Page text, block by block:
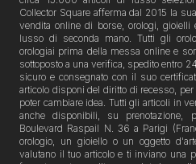
Collector Square afferma dal 2015 la
vendita online di borse, orologi, gioielli
lusso di seconda mano. Tutti gli
orologiai prima della messa online e
sottoposto a una verifica, spedito entro
sicuro e consegnato con il suo
articolo disponi del diritto di recesso,
poter cambiare idea. Tutti gli articoli in
anche disponibili, su prenotazione,
Boulevard Raspail N. 36 a Parigi
orologio, un gioiello o un oggetto
valutano il tuo articolo e ti inviano una